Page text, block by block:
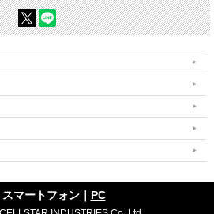
マートフォン｜ PC